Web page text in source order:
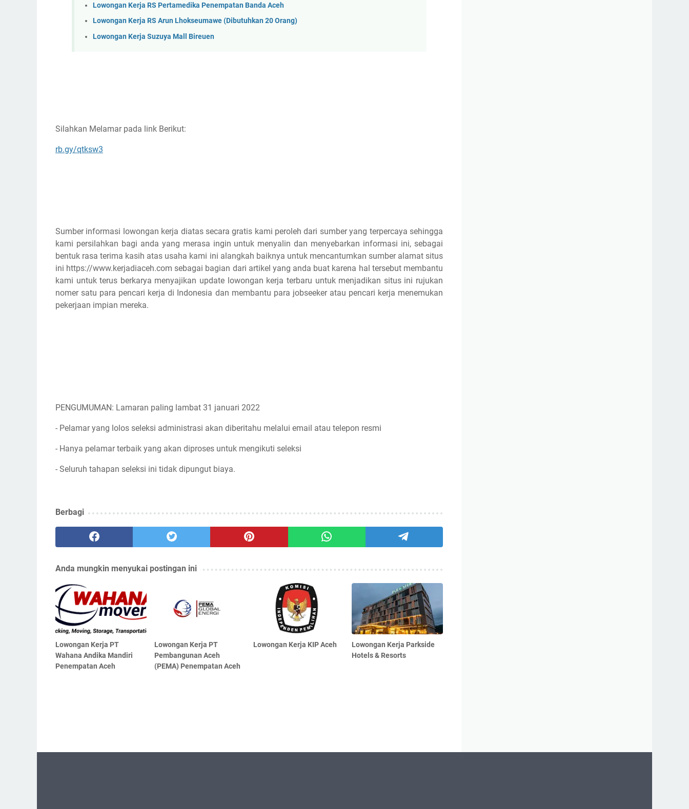
Lowongan Kerja RS Pertamedika Penempatan Banda Aceh
Lowongan Kerja RS Arun Lhokseumawe (Dibutuhkan 20 Orang)
Lowongan Kerja Suzuya Mall Bireuen
Silahkan Melamar pada link Berikut:
rb.gy/qtksw3
Sumber informasi lowongan kerja diatas secara gratis kami peroleh dari sumber yang terpercaya sehingga
kami persilahkan bagi anda yang merasa ingin untuk menyalin dan menyebarkan informasi ini, sebagai
bentuk rasa terima kasih atas usaha kami ini alangkah baiknya untuk mencantumkan sumber alamat situs
ini https://www.kerjadiaceh.com sebagai bagian dari artikel yang anda buat karena hal tersebut membantu
kami untuk terus berkarya menyajikan update lowongan kerja terbaru untuk menjadikan situs ini rujukan
nomer satu para pencari kerja di Indonesia dan membantu para jobseeker atau pencari kerja menemukan
pekerjaan impian mereka.
PENGUMUMAN: Lamaran paling lambat 31 januari 2022
- Pelamar yang lolos seleksi administrasi akan diberitahu melalui email atau telepon resmi
- Hanya pelamar terbaik yang akan diproses untuk mengikuti seleksi
- Seluruh tahapan seleksi ini tidak dipungut biaya.
Berbagi
Anda mungkin menyukai postingan ini
Lowongan Kerja PT
Wahana Andika Mandiri
Penempatan Aceh
Lowongan Kerja PT
Pembangunan Aceh
(PEMA) Penempatan Aceh
Lowongan Kerja KIP Aceh
Lowongan Kerja Parkside
Hotels & Resorts